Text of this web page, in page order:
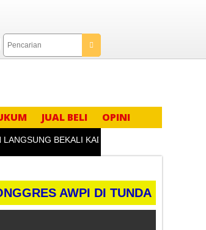
JUAL BELI OPINI
BEKALI KADER IPNU & IPPNU: PELAJAR
AWPI DI TUNDA